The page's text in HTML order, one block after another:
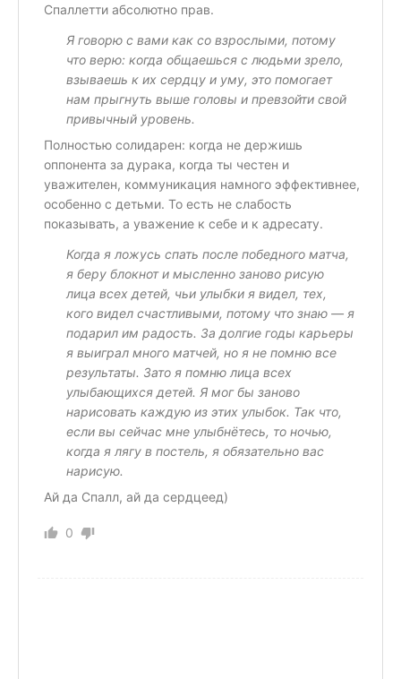
Спаллетти абсолютно прав.
Я говорю с вами как со взрослыми, потому
что верю: когда общаешься с людьми зрело,
взываешь к их сердцу и уму, это помогает
нам прыгнуть выше головы и превзойти свой
привычный уровень.
Полностью солидарен: когда не держишь
оппонента за дурака, когда ты честен и
уважителен, коммуникация намного эффективнее,
особенно с детьми. То есть не слабость
показывать, а уважение к себе и к адресату.
Когда я ложусь спать после победного матча,
я беру блокнот и мысленно заново рисую
лица всех детей, чьи улыбки я видел, тех,
кого видел счастливыми, потому что знаю — я
подарил им радость. За долгие годы карьеры
я выиграл много матчей, но я не помню все
результаты. Зато я помню лица всех
улыбающихся детей. Я мог бы заново
нарисовать каждую из этих улыбок. Так что,
если вы сейчас мне улыбнётесь, то ночью,
когда я лягу в постель, я обязательно вас
нарисую.
Ай да Спалл, ай да сердцеед)
0